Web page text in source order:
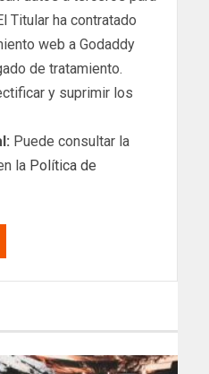
Titular ha contratado
web a Godaddy
de tratamiento.
y suprimir los
Puede consultar la
la Política de